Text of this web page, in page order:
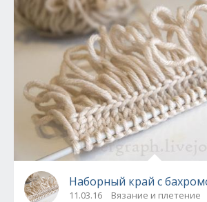
Наборный край с
11.03.16 Вязание и плетение